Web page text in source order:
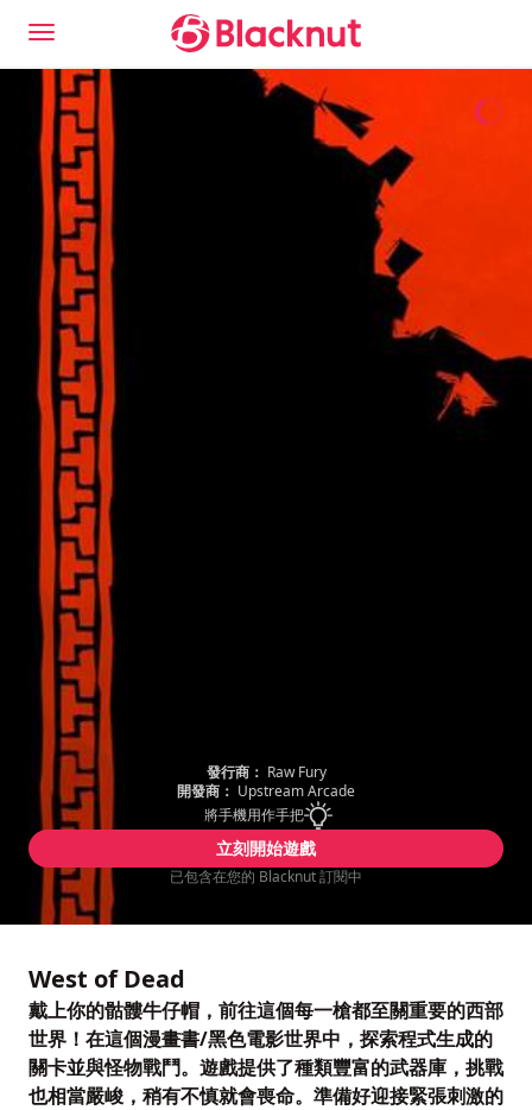
發行商： Raw Fury
開發商： Upstream Arcade
將手機用作手把
立刻開始遊戲
已包含在您的 Blacknut 訂閱中
West of Dead
戴上你的骷髏牛仔帽，前往這個每一槍都至關重要的西部
世界！在這個漫畫書/黑色電影世界中，探索程式生成的
關卡並與怪物戰鬥。遊戲提供了種類豐富的武器庫，挑戰
也相當嚴峻，稍有不慎就會喪命。準備好迎接緊張刺激的